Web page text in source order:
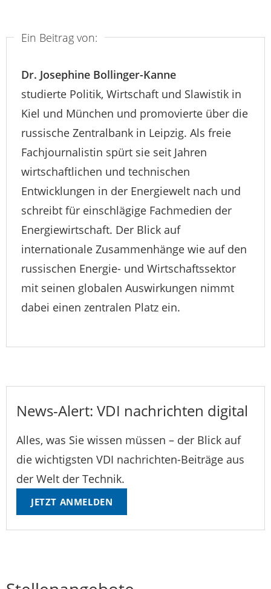
Ein Beitrag von:
Dr. Josephine Bollinger-Kanne
studierte Politik, Wirtschaft und Slawistik in
Kiel und München und promovierte über die
russische Zentralbank in Leipzig. Als freie
Fachjournalistin spürt sie seit Jahren
wirtschaftlichen und technischen
Entwicklungen in der Energiewelt nach und
schreibt für einschlägige Fachmedien der
Energiewirtschaft. Der Blick auf
internationale Zusammenhänge wie auf den
russischen Energie- und Wirtschaftssektor
mit seinen globalen Auswirkungen nimmt
dabei einen zentralen Platz ein.
News-Alert: VDI nachrichten digital
Alles, was Sie wissen müssen – der Blick auf
die wichtigsten VDI nachrichten-Beiträge aus
der Welt der Technik.
JETZT ANMELDEN